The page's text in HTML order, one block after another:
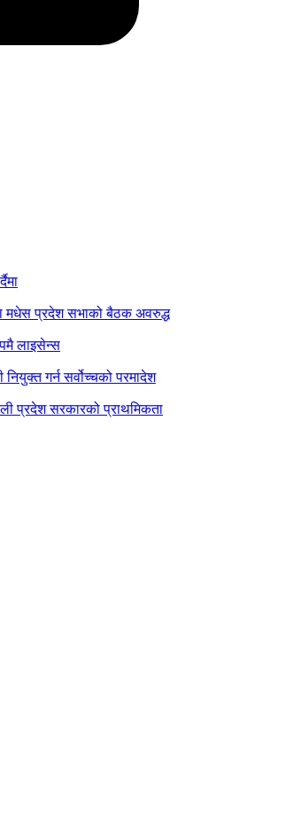
मधेस प्रदेश सभाको बैठक अवरुद्ध
लाइसेन्स
गर्न सर्वोच्चको परमादेश
प्रदेश सरकारको प्राथमिकता